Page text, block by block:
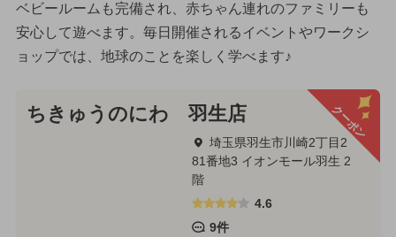
ベビールームも完備され、赤ちゃん連れのファミリーも
安心して遊べます。毎日開催されるイベントやワークシ
ョップでは、地球のことを楽しく学べます♪
クーポン
ちきゅうのにわ 羽生店
埼玉県羽生市川崎2丁目2
81番地3 イオンモール羽生 2
階
4.6
9件